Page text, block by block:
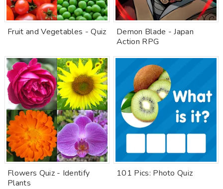
Fruit and Vegetables - Quiz
Demon Blade - Japan
Action RPG
Flowers Quiz - Identify
Plants
101 Pics: Photo Quiz